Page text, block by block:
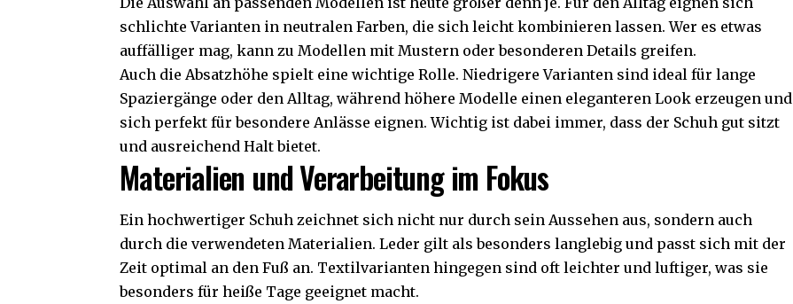
schlichte Varianten in neutralen Farben, die sich leicht kombinieren lassen. Wer es etwas
auffälliger mag, kann zu Modellen mit Mustern oder besonderen Details greifen.
Auch die Absatzhöhe spielt eine wichtige Rolle. Niedrigere Varianten sind ideal für lange
Spaziergänge oder den Alltag, während höhere Modelle einen eleganteren Look erzeugen und
sich perfekt für besondere Anlässe eignen. Wichtig ist dabei immer, dass der Schuh gut sitzt
und ausreichend Halt bietet.
Materialien und Verarbeitung im Fokus
Ein hochwertiger Schuh zeichnet sich nicht nur durch sein Aussehen aus, sondern auch
durch die verwendeten Materialien. Leder gilt als besonders langlebig und passt sich mit der
Zeit optimal an den Fuß an. Textilvarianten hingegen sind oft leichter und luftiger, was sie
besonders für heiße Tage geeignet macht.